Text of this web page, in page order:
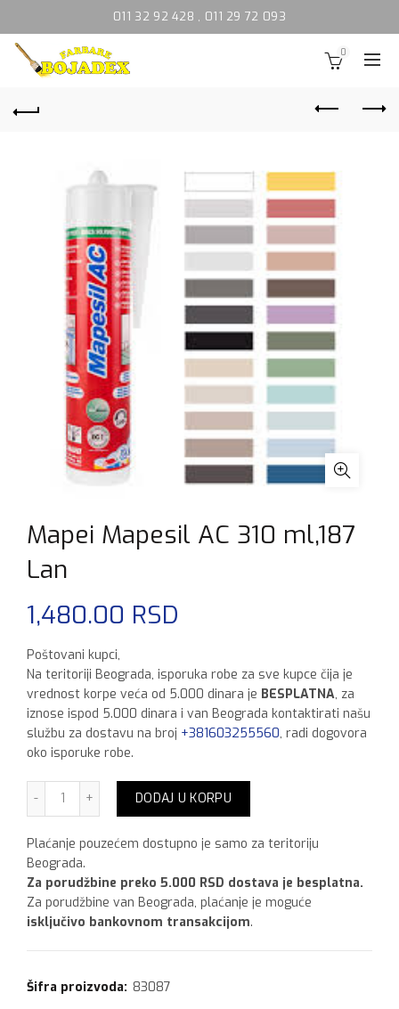
011 32 92 428 , 011 29 72 093
0
Mapei Mapesil AC 310 ml,187
Lan
1,480.00 RSD
Poštovani kupci,
Na teritoriji Beograda, isporuka robe za sve kupce čija je
vrednost korpe veća od 5.000 dinara je BESPLATNA, za
iznose ispod 5.000 dinara i van Beograda kontaktirati našu
službu za dostavu na broj +381603255560, radi dogovora
oko isporuke robe.
Mapei Mapesil AC 310 ml,187 Lan količina
DODAJ U KORPU
Plaćanje pouzećem dostupno je samo za teritoriju
Beograda.
Za porudžbine preko 5.000 RSD dostava je besplatna.
Za porudžbine van Beograda, plaćanje je moguće
isključivo bankovnom transakcijom.
Šifra proizvoda: 83087